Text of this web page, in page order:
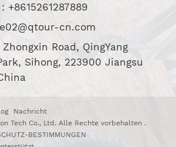
+8615261287889
cn.com
Zhongxin Road, QingYang
Sihong, 223900 Jiangsu
Nachricht
Tech Co., Ltd. Alle Rechte vorbehalten .
BESTIMMUNGEN